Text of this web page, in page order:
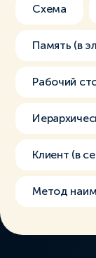
Схема
Память (в
Рабочий
Клиент (в
Метод